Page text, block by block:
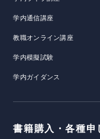
学内通信講座
教職オンライン講座
学内模擬試験
学内ガイダンス
書籍購入・各種申